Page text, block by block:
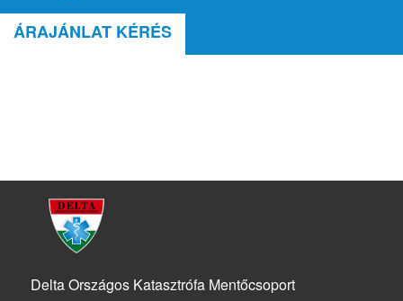
ÁRAJÁNLAT KÉRÉS
Delta Országos Katasztrófa Mentőcsoport